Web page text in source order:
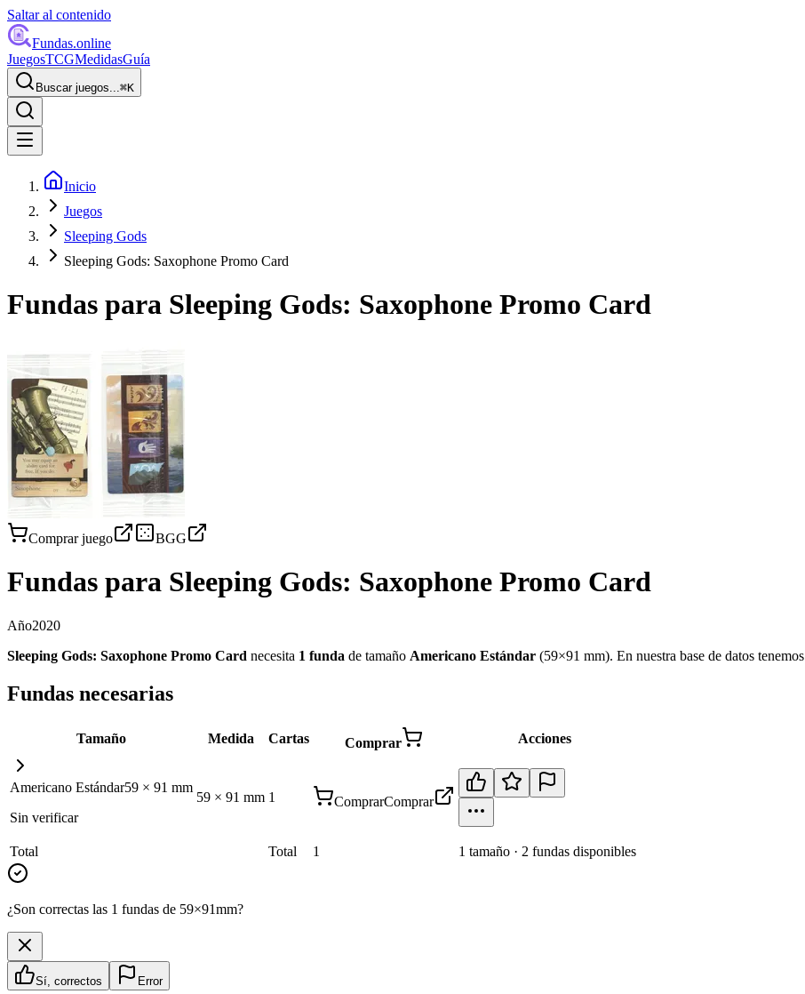
Saltar al contenido
Fundas.online
JuegosTCGMedidasGuía
Buscar juegos...⌘K
Inicio
Juegos
Sleeping Gods
Sleeping Gods: Saxophone Promo Card
Fundas para Sleeping Gods: Saxophone Promo Card
Comprar juego BGG
Fundas para Sleeping Gods: Saxophone Promo Card
Año2020
Sleeping Gods: Saxophone Promo Card necesita 1 funda de tamaño Americano Estándar (59×91 mm). En nuestra base de datos tenemos
Fundas necesarias
Tamaño Medida Cartas Comprar Acciones
Americano Estándar59 × 91 mm
Sin verificar
59 × 91 mm 1 ComprarComprar
Total Total 1 1 tamaño · 2 fundas disponibles
¿Son correctas las 1 fundas de 59×91mm?
Sí, correctos Error